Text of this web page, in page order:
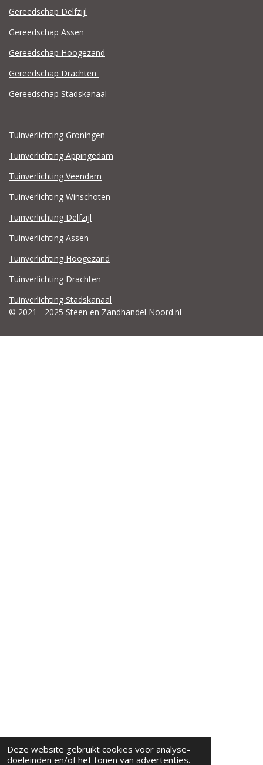
Deze website gebruikt cookies voor analyse-
doeleinden en/of het tonen van advertenties.
Gereedschap Delfzijl
Gereedschap Assen
Gereedschap Hoogezand
Gereedschap Drachten
Gereedschap Stadskanaal
Tuinverlichting Groningen
Tuinverlichting Appingedam
Tuinverlichting Veendam
Tuinverlichting Winschoten
Tuinverlichting Delfzijl
Tuinverlichting Assen
Tuinverlichting Hoogezand
Tuinverlichting Drachten
Tuinverlichting Stadskanaal
© 2021 - 2025 Steen en Zandhandel Noord.nl